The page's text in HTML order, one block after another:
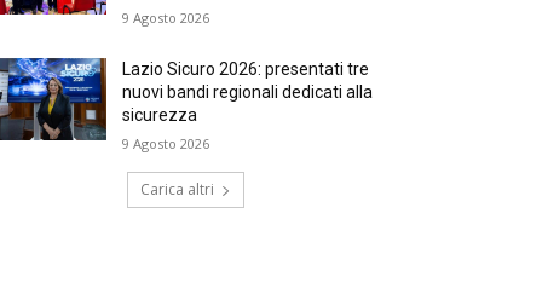
9 Agosto 2026
Lazio Sicuro 2026: presentati tre
nuovi bandi regionali dedicati alla
sicurezza
9 Agosto 2026
Carica altri